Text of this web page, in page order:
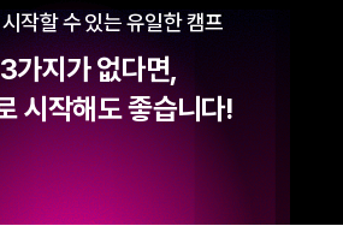
작할 수 있는 유일한 캠프
가지가 없다면,
시작해도 좋습니다!